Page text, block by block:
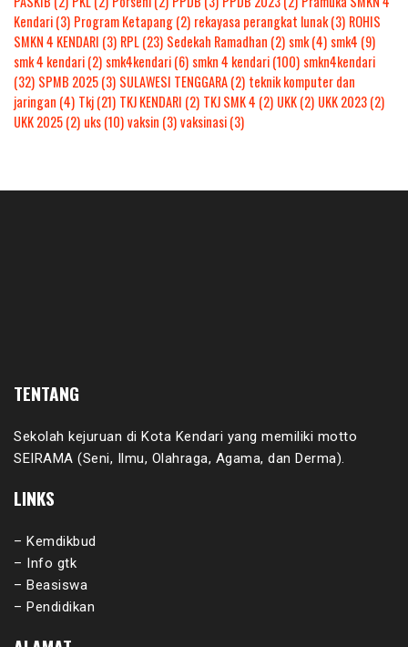
Kendari(3) Program Ketapang(2) rekayasa perangkat lunak(3) ROHIS
SMKN 4 KENDARI (3) RPL(23) Sedekah Ramadhan (2) smk(4) smk4 (9)
smk 4 kendari(2) smk4kendari(6) smkn 4 kendari(100) smkn4kendari
(32) SPMB 2025(3) SULAWESI TENGGARA(2) teknik komputer dan
jaringan (4) Tkj(21) TKJ KENDARI (2) TKJ SMK 4 (2) UKK(2) UKK 2023(2)
UKK 2025(2) uks(10)vaksin (3)vaksinasi(3)
TENTANG
Sekolah kejuruan di Kota Kendari yang memiliki motto
SEIRAMA (Seni, Ilmu, Olahraga, Agama, dan Derma).
LINKS
– Kemdikbud
– Info gtk
– Beasiswa
– Pendidikan